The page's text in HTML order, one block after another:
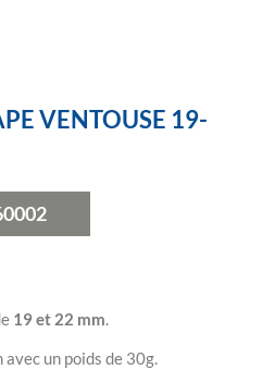
VENTOUSE 19-
19 et 22 mm.
un poids de 30g.